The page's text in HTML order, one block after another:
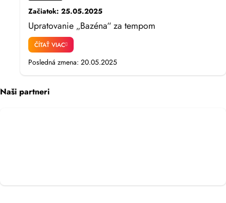
Začiatok: 25.05.2025
Upratovanie „Bazéna“ za tempom
Posledná zmena: 20.05.2025
ČÍTAŤ VIAC
Naši partneri